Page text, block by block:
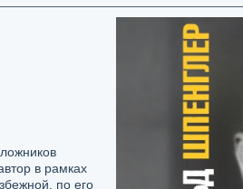
в рамках
по его